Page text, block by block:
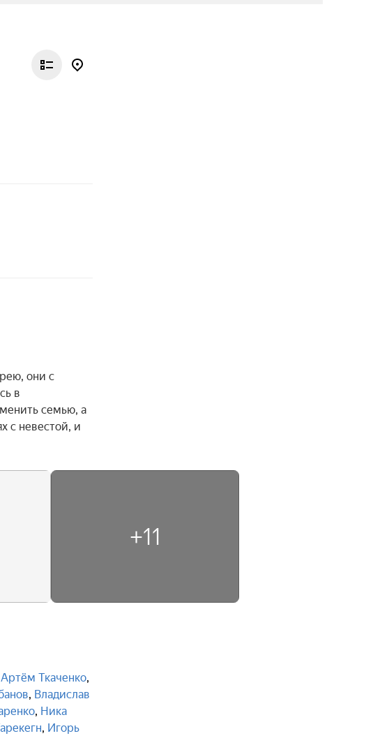
они с
в
семью, а
с невестой, и
+11
Артём Ткаченко,
, Владислав
, Ника
, Игорь